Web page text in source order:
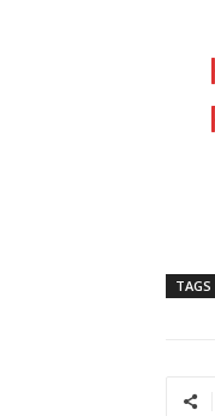
TAGS